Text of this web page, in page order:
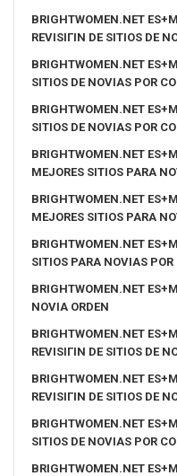
BRIGHTWOMEN.NET
REVISIГІN DE SITIOS DE
BRIGHTWOMEN.NET
SITIOS DE NOVIAS POR
BRIGHTWOMEN.NET
SITIOS DE NOVIAS POR
BRIGHTWOMEN.NET
MEJORES SITIOS PARA
BRIGHTWOMEN.NET
MEJORES SITIOS PARA
BRIGHTWOMEN.NET
SITIOS PARA NOVIAS POR
BRIGHTWOMEN.NET
NOVIA ORDEN
BRIGHTWOMEN.NET
REVISIГІN DE SITIOS DE
BRIGHTWOMEN.NET
REVISIГІN DE SITIOS DE
BRIGHTWOMEN.NET
SITIOS DE NOVIAS POR
BRIGHTWOMEN.NET